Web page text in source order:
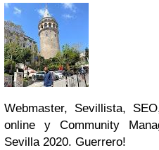
Webmaster, Sevillista,
online y Community
Sevilla 2020. Guerrero!